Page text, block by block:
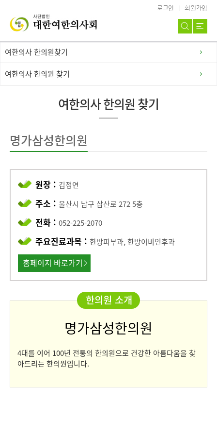
로그인 회원가입
여한의사 한의원찾기
여한의사 한의원 찾기
여한의사 한의원 찾기
명가삼성한의원
원장 : 김정연
주소 : 울산시 남구 삼산로 272 5층
전화 : 052-225-2070
주요진료과목 : 한방피부과, 한방이비인후과
홈페이지 바로가기
한의원 소개
명가삼성한의원
4대를 이어 100년 전통의 한의원으로 건강한 아름다움을 찾
아드리는 한의원입니다.